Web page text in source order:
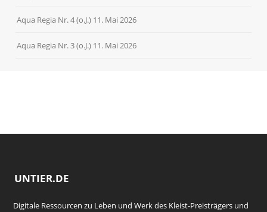
Aqua Regia Nr. 4 (o.J.) 11. Mai 2026
Aqua Regia Nr. 3 (o.J.) 11. Mai 2026
UNTIER.DE
Digitale Ressourcen zu Leben und Werk des Kleist-Preisträgers und